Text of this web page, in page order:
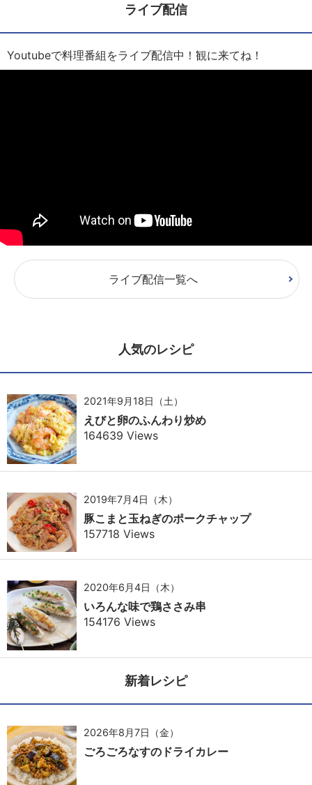
ライブ配信
Youtubeで料理番組をライブ配信中！観に来てね！
ライブ配信一覧へ
人気のレシピ
2021年9月18日（土）
えびと卵のふんわり炒め
164639 Views
2019年7月4日（木）
豚こまと玉ねぎのポークチャップ
157718 Views
2020年6月4日（木）
いろんな味で鶏ささみ串
154176 Views
新着レシピ
2026年8月7日（金）
ごろごろなすのドライカレー